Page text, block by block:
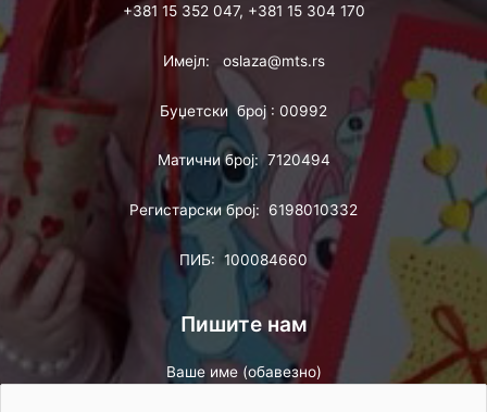
+381 15 352 047, +381 15 304 170
Имејл: oslaza@mts.rs
Буџетски број : 00992
Матични број: 7120494
Регистарски број: 6198010332
ПИБ: 100084660
Пишите нам
Ваше име (обавезно)